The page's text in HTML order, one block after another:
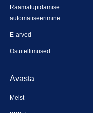
Raamatupidamise
automatiseerimine
E-arved
Ostutellimused
Avasta
Meist